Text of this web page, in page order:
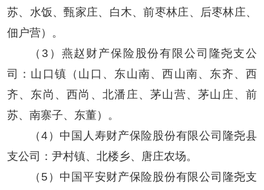
苏、水饭、甄家庄、白木、前枣林庄、后枣林庄、
佃户营）。
（3）燕赵财产保险股份有限公司隆尧支公
司：山口镇（山口、东山南、西山南、东齐、西
齐、东尚、西尚、北潘庄、茅山营、茅山庄、前
苏、南寨子、东董）。
（4）中国人寿财产保险股份有限公司隆尧县
支公司：尹村镇、北楼乡、唐庄农场。
（5）中国平安财产保险股份有限公司隆尧支